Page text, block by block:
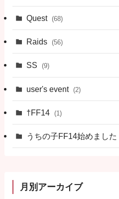
Quest (68)
Raids (56)
SS (9)
user's event (2)
†FF14 (1)
うちの子FF14始めました
月別アーカイブ